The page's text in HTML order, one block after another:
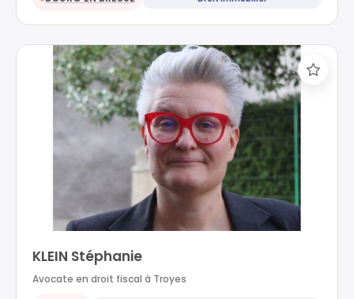
KLEIN Stéphanie
Avocate en droit fiscal à Troyes